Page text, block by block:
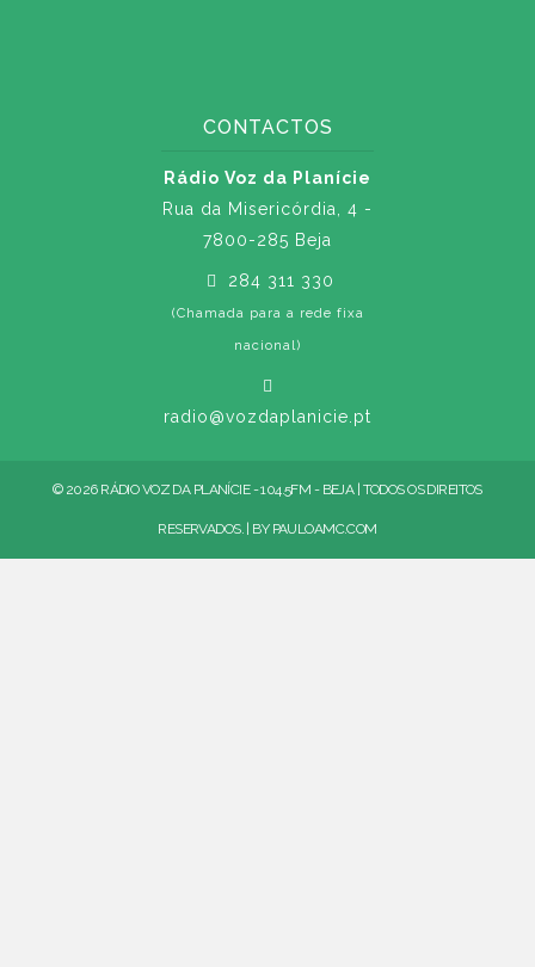
CONTACTOS
Rádio Voz da Planície
Rua da Misericórdia, 4 -
7800-285 Beja
284 311 330
(Chamada para a rede fixa
nacional)
radio@vozdaplanicie.pt
© 2026 RÁDIO VOZ DA PLANÍCIE - 104.5FM - BEJA | TODOS OS DIREITOS
RESERVADOS. | BY PAULOAMC.COM